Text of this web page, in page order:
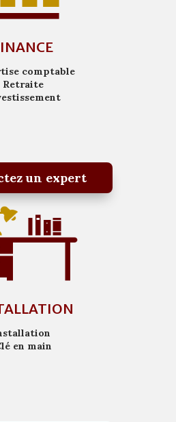
comptable
Retraite
un expert
en main